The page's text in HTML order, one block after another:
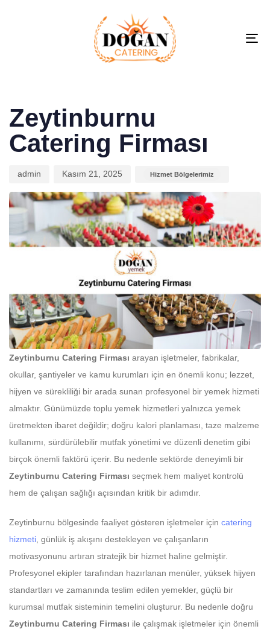
Zeytinburnu
Catering Firması
admin Kasım 21, 2025 Hizmet Bölgelerimiz
Zeytinburnu Catering Firması arayan işletmeler, fabrikalar,
okullar, şantiyeler ve kamu kurumları için en önemli konu; lezzet,
hijyen ve sürekliliği bir arada sunan profesyonel bir yemek hizmeti
almaktır. Günümüzde toplu yemek hizmetleri yalnızca yemek
üretmekten ibaret değildir; doğru kalori planlaması, taze malzeme
kullanımı, sürdürülebilir mutfak yönetimi ve düzenli denetim gibi
birçok önemli faktörü içerir. Bu nedenle sektörde deneyimli bir
Zeytinburnu Catering Firması seçmek hem maliyet kontrolü
hem de çalışan sağlığı açısından kritik bir adımdır.
Zeytinburnu bölgesinde faaliyet gösteren işletmeler için catering
hizmeti , günlük iş akışını destekleyen ve çalışanların
motivasyonunu artıran stratejik bir hizmet haline gelmiştir.
Profesyonel ekipler tarafından hazırlanan menüler, yüksek hijyen
standartları ve zamanında teslim edilen yemekler, güçlü bir
kurumsal mutfak sisteminin temelini oluşturur. Bu nedenle doğru
Zeytinburnu Catering Firması ile çalışmak işletmeler için önemli